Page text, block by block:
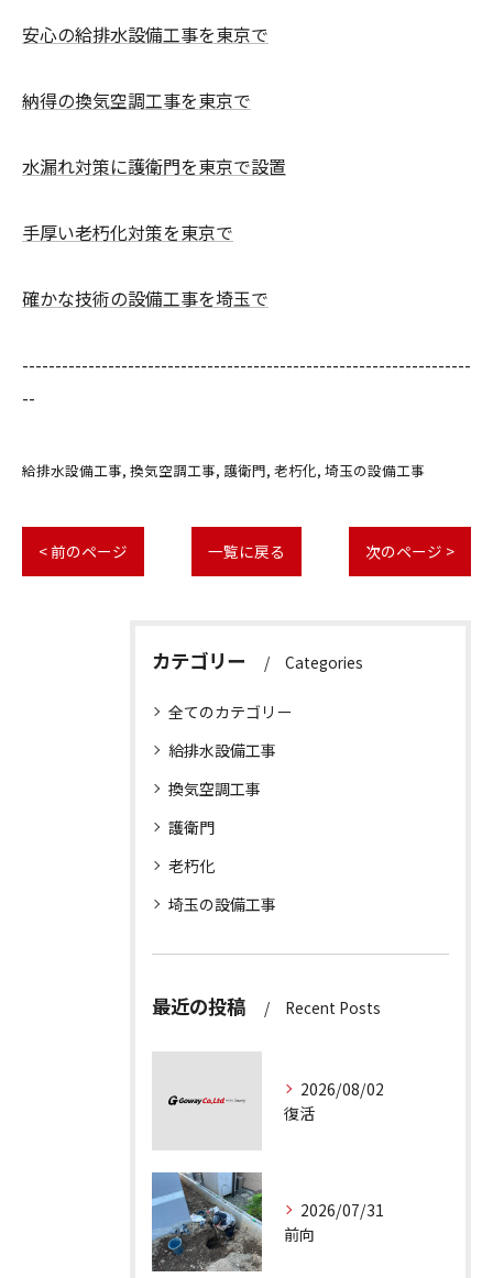
安心の給排水設備工事を東京で
納得の換気空調工事を東京で
水漏れ対策に護衛門を東京で設置
手厚い老朽化対策を東京で
確かな技術の設備工事を埼玉で
--------------------------------------------------------------------
--
給排水設備工事 換気空調工事 護衛門 老朽化 埼玉の設備工事
< 前のページ 一覧に戻る 次のページ >
カテゴリー Categories
全てのカテゴリー
給排水設備工事
換気空調工事
護衛門
老朽化
埼玉の設備工事
最近の投稿 Recent Posts
2026/08/02
復活
2026/07/31
前向